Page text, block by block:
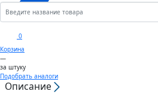
0
Корзина
Анкеры
Шплинты
Штифты
Скобы
Крюки
Вертлюги
Сектора управления к
дроссельному клапану
Воздуховоды гибкие
—
за штуку
Подобрать аналоги
Описание